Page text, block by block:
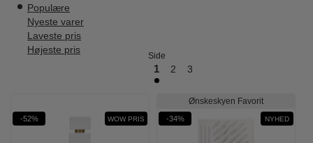
Populære
Nyeste varer
Laveste pris
Højeste pris
Side
1 2 3
-52% WOW PRIS
Ønskeskyen Favorit
-34% NYHED